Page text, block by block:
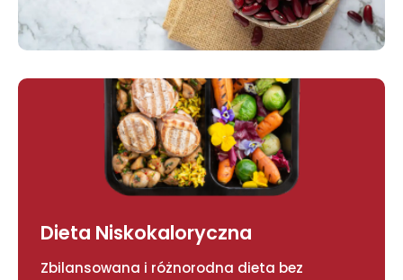
Dieta Niskokaloryczna
Zbilansowana i różnorodna dieta bez